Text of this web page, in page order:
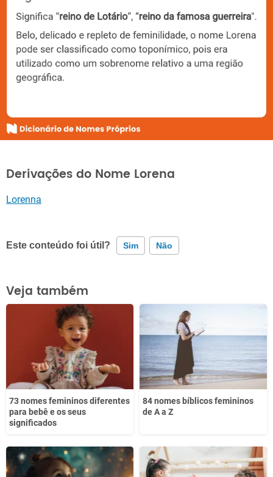
Derivações do Nome Lorena
Lorenna
Este conteúdo foi útil? Sim Não
Este conteúdo contém informação incorreta
Este conteúdo não tem a informação que procuro
Veja também
73 nomes femininos diferentes
para bebê e os seus
significados
84 nomes bíblicos femininos
de A a Z